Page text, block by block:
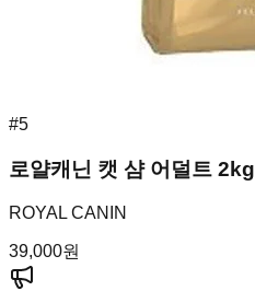
#5
로얄캐닌 캣 샴 어덜트 2kg
ROYAL CANIN
39,000원